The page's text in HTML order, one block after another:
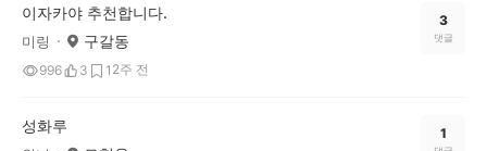
이자카야 추천합니다.
미링 구갈동
996 3 1 2주 전
3
댓글
성화루 1